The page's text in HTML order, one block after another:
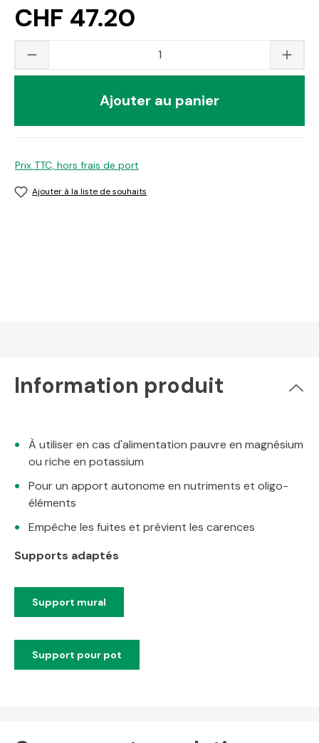
CHF 47.20
Quantité du produit : saisissez la valeur
Ajouter au panier
Prix TTC, hors frais de port
Ajouter à la liste de souhaits
Information produit
À utiliser en cas d'alimentation pauvre en magnésium
ou riche en potassium
Pour un apport autonome en nutriments et oligo-
éléments
Empêche les fuites et prévient les carences
Supports adaptés
Support mural
Support pour pot